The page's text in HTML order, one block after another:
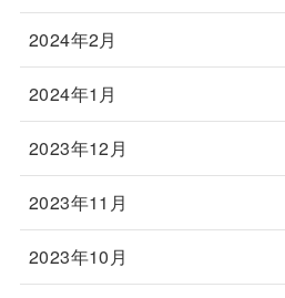
2024年2月
2024年1月
2023年12月
2023年11月
2023年10月